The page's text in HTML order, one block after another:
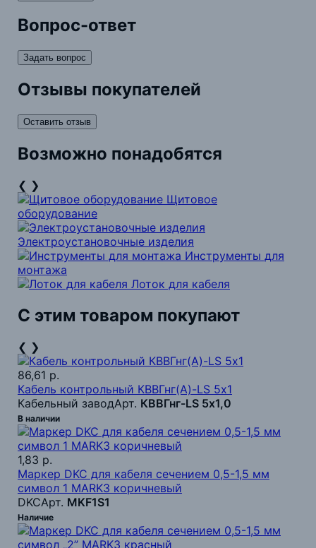
Вопрос-ответ
Задать вопрос
Отзывы покупателей
Оставить отзыв
Возможно понадобятся
❮ ❯
Щитовое
оборудование
Электроустановочные изделия
Инструменты для
монтажа
Лоток для кабеля
С этим товаром покупают
❮ ❯
86,61 р.
Кабель контрольный КВВГнг(А)-LS 5х1
Кабельный заводАрт. КВВГнг-LS 5х1,0
В наличии
1,83 р.
Маркер DKC для кабеля сечением 0,5-1,5 мм
символ 1 MARK3 коричневый
DKCАрт. MKF1S1
Наличие